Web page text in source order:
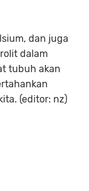
dan juga
dalam
tubuh akan
(editor: nz)